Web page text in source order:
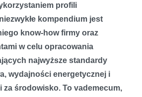
profili
kompendium jest
know-how firmy oraz
w celu opracowania
najwyższe standardy
wydajności energetycznej i
środowisko. To vademecum,